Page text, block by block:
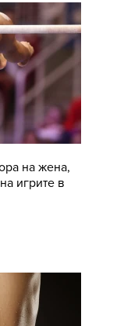
на жена,
игрите в